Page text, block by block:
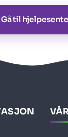
Gå til